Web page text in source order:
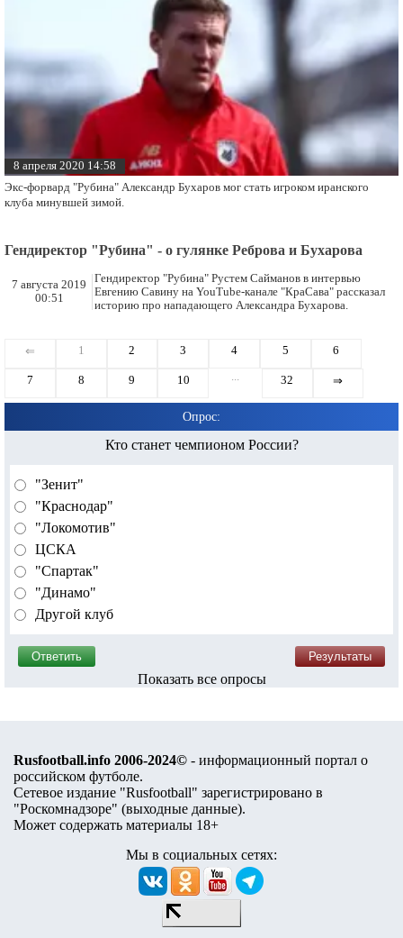
8 апреля 2020 14:58
Экс-форвард "Рубина" Александр Бухаров мог стать игроком иранского
клуба минувшей зимой.
Гендиректор "Рубина" - о гулянке Реброва и Бухарова
7 августа 2019
00:51
Гендиректор "Рубина" Рустем Сайманов в интервью
Евгению Савину на YouТube-канале "КраСава" рассказал
историю про нападающего Александра Бухарова.
⇐ 1 2 3 4 5 6
7 8 9 10 ... 32 ⇒
Опрос:
Кто станет чемпионом России?
"Зенит"
"Краснодар"
"Локомотив"
ЦСКА
"Спартак"
"Динамо"
Другой клуб
Показать все опросы
Rusfootball.info 2006-2024© - информационный портал о
российском футболе.
Сетевое издание "Rusfootball" зарегистрировано в
"Роскомнадзоре" (выходные данные).
Может содержать материалы 18+
Мы в социальных сетях: